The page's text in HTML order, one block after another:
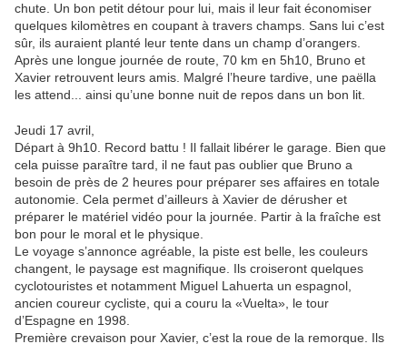
chute. Un bon petit détour pour lui, mais il leur fait économiser
quelques kilomètres en coupant à travers champs. Sans lui c’est
sûr, ils auraient planté leur tente dans un champ d’orangers.
Après une longue journée de route, 70 km en 5h10, Bruno et
Xavier retrouvent leurs amis. Malgré l’heure tardive, une paëlla
les attend... ainsi qu’une bonne nuit de repos dans un bon lit.
Jeudi 17 avril,
Départ à 9h10. Record battu ! Il fallait libérer le garage. Bien que
cela puisse paraître tard, il ne faut pas oublier que Bruno a
besoin de près de 2 heures pour préparer ses affaires en totale
autonomie. Cela permet d’ailleurs à Xavier de dérusher et
préparer le matériel vidéo pour la journée. Partir à la fraîche est
bon pour le moral et le physique.
Le voyage s’annonce agréable, la piste est belle, les couleurs
changent, le paysage est magnifique. Ils croiseront quelques
cyclotouristes et notamment Miguel Lahuerta un espagnol,
ancien coureur cycliste, qui a couru la «Vuelta», le tour
d’Espagne en 1998.
Première crevaison pour Xavier, c’est la roue de la remorque. Ils